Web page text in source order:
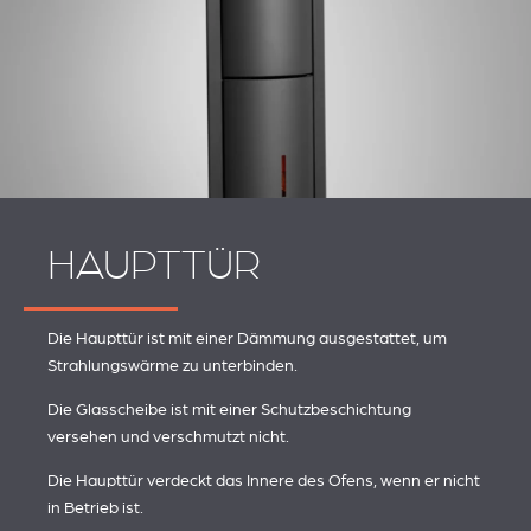
HAUPTTÜR
Die Haupttür ist mit einer Dämmung ausgestattet, um
Strahlungswärme zu unterbinden.
Die Glasscheibe ist mit einer Schutzbeschichtung
versehen und verschmutzt nicht.
Die Haupttür verdeckt das Innere des Ofens, wenn er nicht
in Betrieb ist.